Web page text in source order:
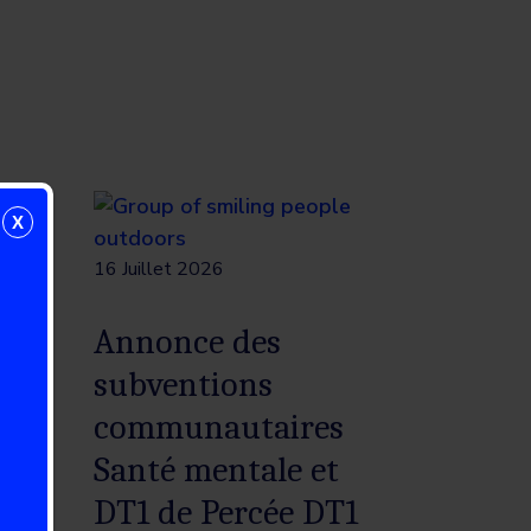
16 Juillet 2026
Annonce des
subventions
communautaires
Santé mentale et
DT1 de Percée DT1
X